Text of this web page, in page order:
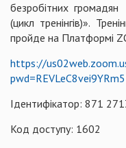
безробітних
(цикл тренінгів)».
пройде на Платформі
https://
Ідентифікатор: 871
Код доступу: 1602